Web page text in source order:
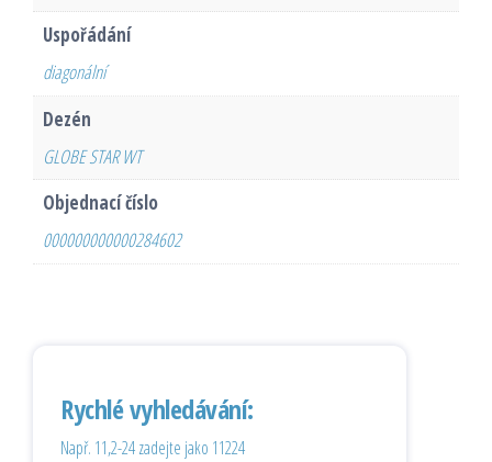
Uspořádání
diagonální
Dezén
GLOBE STAR WT
Objednací číslo
000000000000284602
Rychlé vyhledávání:
Např. 11,2-24 zadejte jako 11224